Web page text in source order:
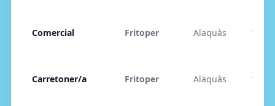
Comercial Fritoper Alaquàs 15/
Carretoner/a Fritoper Alaquàs 15/